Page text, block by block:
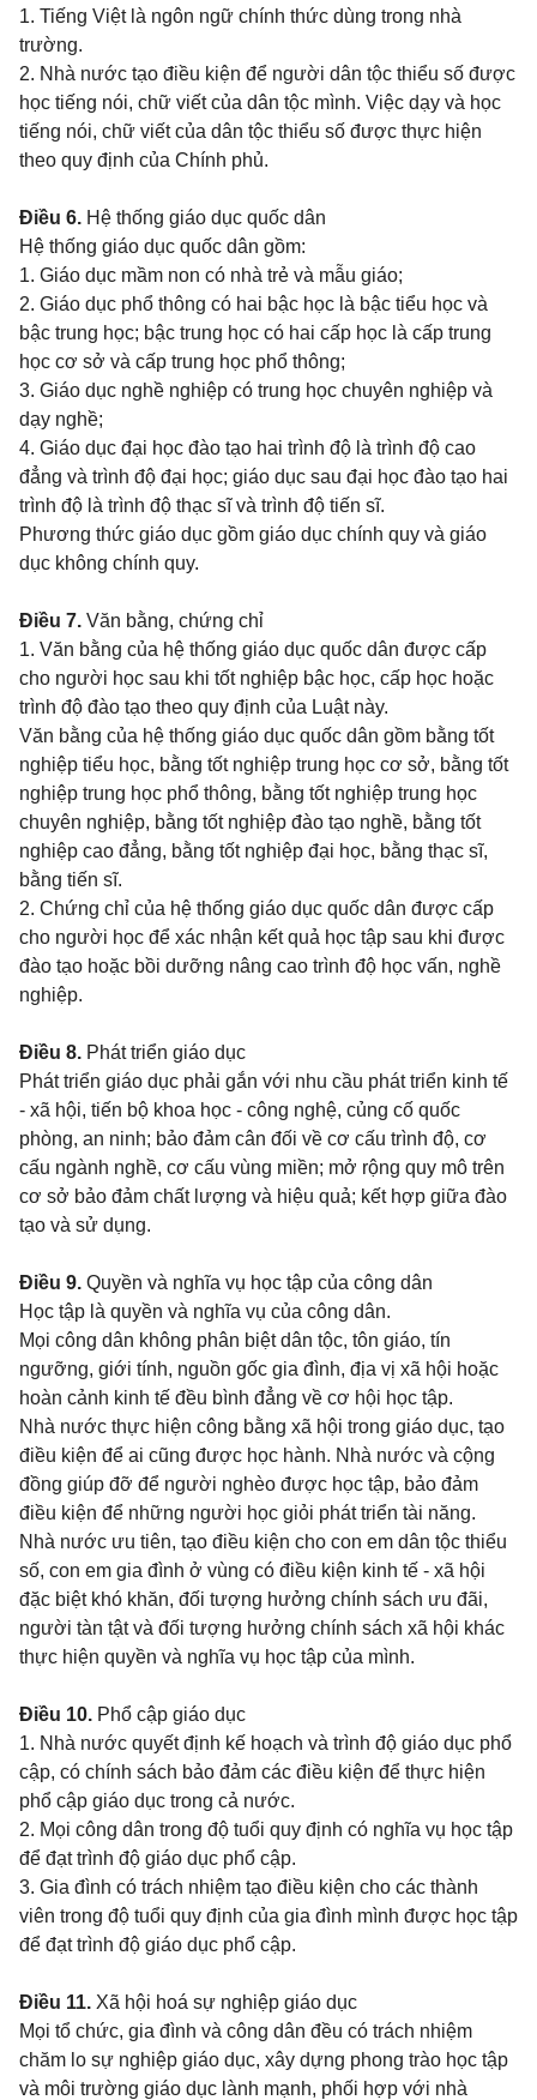
1. Tiếng Việt là ngôn ngữ chính thức dùng trong nhà
trường.
2. Nhà nước tạo điều kiện để người dân tộc thiểu số được
học tiếng nói, chữ viết của dân tộc mình. Việc dạy và học
tiếng nói, chữ viết của dân tộc thiểu số được thực hiện
theo quy định của Chính phủ.
Điều 6. Hệ thống giáo dục quốc dân
Hệ thống giáo dục quốc dân gồm:
1. Giáo dục mầm non có nhà trẻ và mẫu giáo;
2. Giáo dục phổ thông có hai bậc học là bậc tiểu học và
bậc trung học; bậc trung học có hai cấp học là cấp trung
học cơ sở và cấp trung học phổ thông;
3. Giáo dục nghề nghiệp có trung học chuyên nghiệp và
dạy nghề;
4. Giáo dục đại học đào tạo hai trình độ là trình độ cao
đẳng và trình độ đại học; giáo dục sau đại học đào tạo hai
trình độ là trình độ thạc sĩ và trình độ tiến sĩ.
Phương thức giáo dục gồm giáo dục chính quy và giáo
dục không chính quy.
Điều 7. Văn bằng, chứng chỉ
1. Văn bằng của hệ thống giáo dục quốc dân được cấp
cho người học sau khi tốt nghiệp bậc học, cấp học hoặc
trình độ đào tạo theo quy định của Luật này.
Văn bằng của hệ thống giáo dục quốc dân gồm bằng tốt
nghiệp tiểu học, bằng tốt nghiệp trung học cơ sở, bằng tốt
nghiệp trung học phổ thông, bằng tốt nghiệp trung học
chuyên nghiệp, bằng tốt nghiệp đào tạo nghề, bằng tốt
nghiệp cao đẳng, bằng tốt nghiệp đại học, bằng thạc sĩ,
bằng tiến sĩ.
2. Chứng chỉ của hệ thống giáo dục quốc dân được cấp
cho người học để xác nhận kết quả học tập sau khi được
đào tạo hoặc bồi dưỡng nâng cao trình độ học vấn, nghề
nghiệp.
Điều 8. Phát triển giáo dục
Phát triển giáo dục phải gắn với nhu cầu phát triển kinh tế
- xã hội, tiến bộ khoa học - công nghệ, củng cố quốc
phòng, an ninh; bảo đảm cân đối về cơ cấu trình độ, cơ
cấu ngành nghề, cơ cấu vùng miền; mở rộng quy mô trên
cơ sở bảo đảm chất lượng và hiệu quả; kết hợp giữa đào
tạo và sử dụng.
Điều 9. Quyền và nghĩa vụ học tập của công dân
Học tập là quyền và nghĩa vụ của công dân.
Mọi công dân không phân biệt dân tộc, tôn giáo, tín
ngưỡng, giới tính, nguồn gốc gia đình, địa vị xã hội hoặc
hoàn cảnh kinh tế đều bình đẳng về cơ hội học tập.
Nhà nước thực hiện công bằng xã hội trong giáo dục, tạo
điều kiện để ai cũng được học hành. Nhà nước và cộng
đồng giúp đỡ để người nghèo được học tập, bảo đảm
điều kiện để những người học giỏi phát triển tài năng.
Nhà nước ưu tiên, tạo điều kiện cho con em dân tộc thiểu
số, con em gia đình ở vùng có điều kiện kinh tế - xã hội
đặc biệt khó khăn, đối tượng hưởng chính sách ưu đãi,
người tàn tật và đối tượng hưởng chính sách xã hội khác
thực hiện quyền và nghĩa vụ học tập của mình.
Điều 10. Phổ cập giáo dục
1. Nhà nước quyết định kế hoạch và trình độ giáo dục phổ
cập, có chính sách bảo đảm các điều kiện để thực hiện
phổ cập giáo dục trong cả nước.
2. Mọi công dân trong độ tuổi quy định có nghĩa vụ học tập
để đạt trình độ giáo dục phổ cập.
3. Gia đình có trách nhiệm tạo điều kiện cho các thành
viên trong độ tuổi quy định của gia đình mình được học tập
để đạt trình độ giáo dục phổ cập.
Điều 11. Xã hội hoá sự nghiệp giáo dục
Mọi tổ chức, gia đình và công dân đều có trách nhiệm
chăm lo sự nghiệp giáo dục, xây dựng phong trào học tập
và môi trường giáo dục lành mạnh, phối hợp với nhà